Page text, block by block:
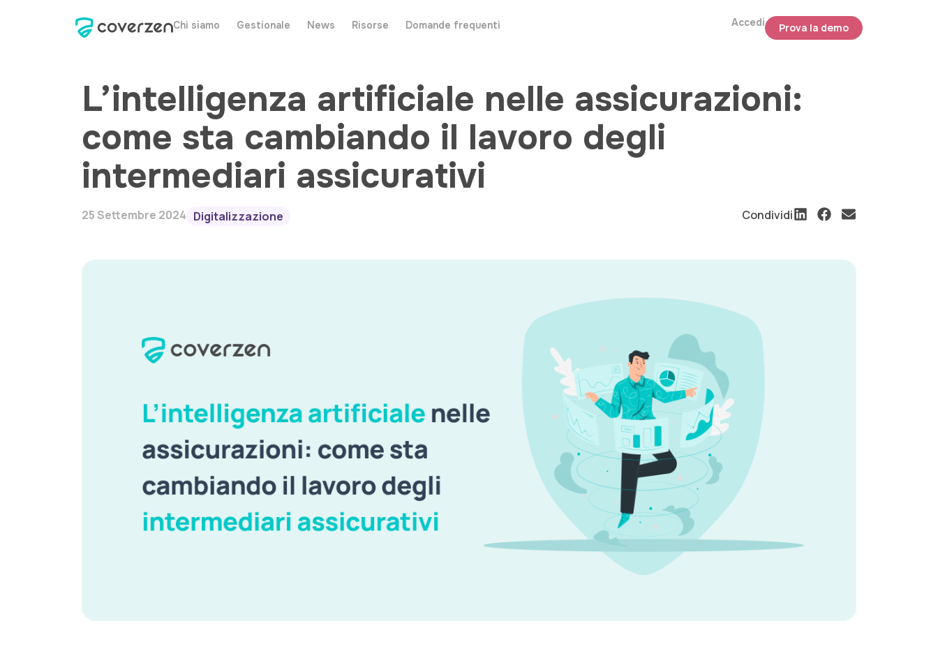
Chi siamo Gestionale News Risorse Domande frequenti Accedi Prova la demo
L’intelligenza artificiale nelle assicurazioni:
come sta cambiando il lavoro degli
intermediari assicurativi
25 Settembre 2024 Digitalizzazione Condividi